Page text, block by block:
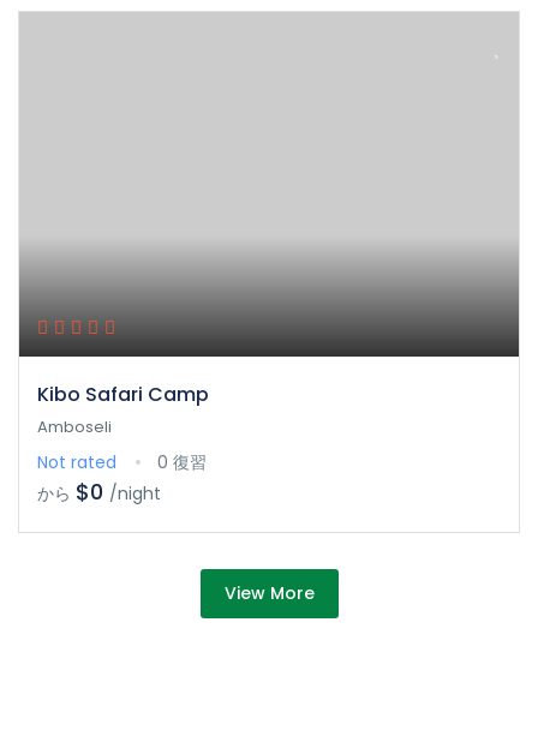
Kibo Safari Camp
Amboseli
Not rated
0 復習
から $0 /night
View More